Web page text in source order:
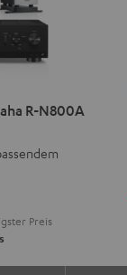
R-N800A
Preis